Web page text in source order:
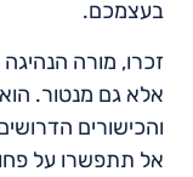
בעצמכם.
זכרו, מורה
אלא גם מנטור.
והכישורים
אל תתפשרו על